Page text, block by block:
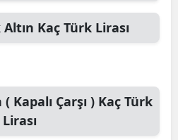
Kaç Türk Lirası
Kapalı Çarşı )Kaç Türk
Lirası